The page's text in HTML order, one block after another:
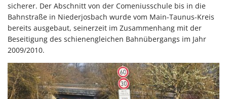
sicherer. Der Abschnitt von der Comeniusschule bis in die
Bahnstraße in Niederjosbach wurde vom Main-Taunus-Kreis
bereits ausgebaut, seinerzeit im Zusammenhang mit der
Beseitigung des schienengleichen Bahnübergangs im Jahr
2009/2010.